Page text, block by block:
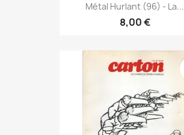
Métal Hurlant (96) - La...
8,00 €